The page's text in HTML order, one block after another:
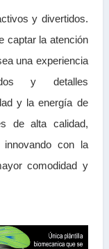
y divertidos.
captar la atención
una experiencia
y detalles
y la energía de
de alta calidad,
innovando con la
comodidad y